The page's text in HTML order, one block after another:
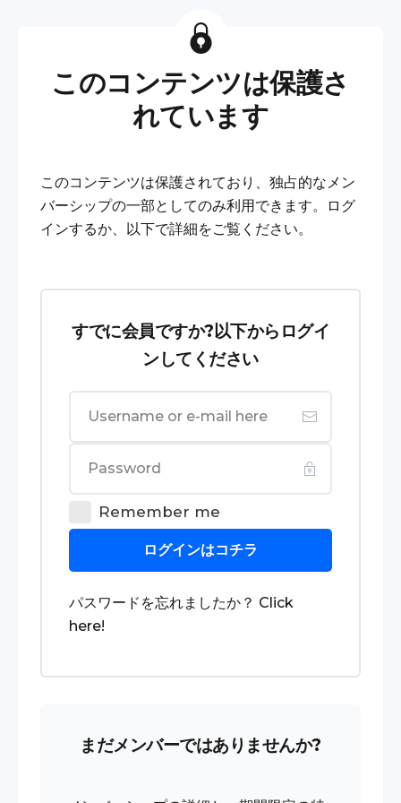
このコンテンツは保護さ
れています
このコンテンツは保護されており、独占的なメン
バーシップの一部としてのみ利用できます。ログ
インするか、以下で詳細をご覧ください。
すでに会員ですか?以下からログイ
ンしてください
Remember me
ログインはコチラ
パスワードを忘れましたか？ Click
here!
まだメンバーではありませんか?